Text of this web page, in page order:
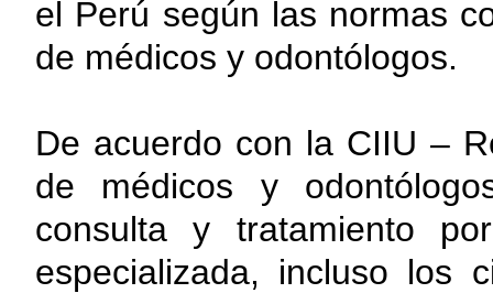
el Perú según las normas
de médicos y odontólogos.
De acuerdo con la CIIU –
de médicos y
consulta y tratamiento
especializada, incluso los